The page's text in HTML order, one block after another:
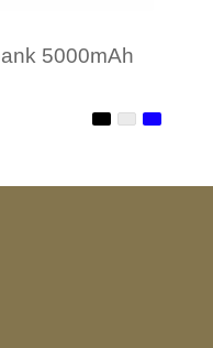
5000mAh